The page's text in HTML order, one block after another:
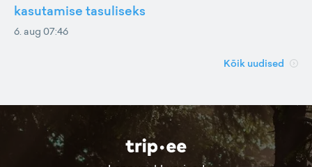
kasutamise tasuliseks
6. aug 07:46
Kõik uudised